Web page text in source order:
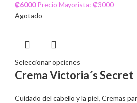
₡6000 Precio Mayorista: ₡3000
Agotado
Seleccionar opciones
Crema Victoria´s Secret
Cuidado del cabello y la piel, Cremas